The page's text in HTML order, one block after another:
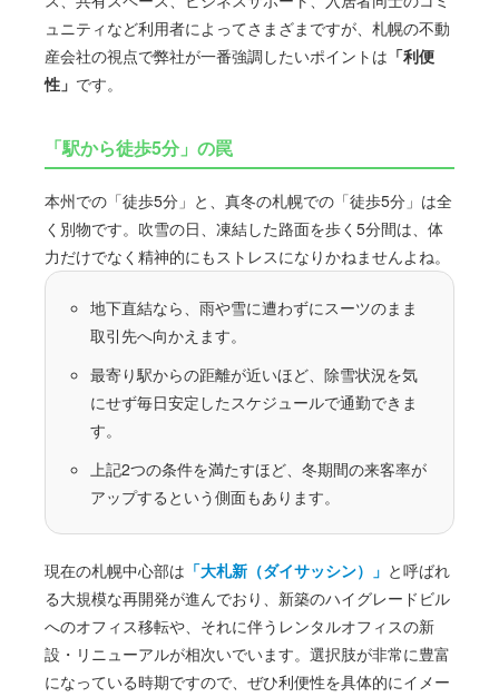
ュニティなど利用者によってさまざまですが、札幌の不動
産会社の視点で弊社が一番強調したいポイントは 「利便
性」 です。
「駅から徒歩5分」の罠
本州での「徒歩5分」と、真冬の札幌での「徒歩5分」は全
く別物です。吹雪の日、凍結した路面を歩く5分間は、体
力だけでなく精神的にもストレスになりかねませんよね。
地下直結なら、雨や雪に遭わずにスーツのまま
取引先へ向かえます。
最寄り駅からの距離が近いほど、除雪状況を気
にせず毎日安定したスケジュールで通勤できま
す。
上記2つの条件を満たすほど、冬期間の来客率が
アップするという側面もあります。
現在の札幌中心部は 「大札新（ダイサッシン）」 と呼ばれ
る大規模な再開発が進んでおり、新築のハイグレードビル
へのオフィス移転や、それに伴うレンタルオフィスの新
設・リニューアルが相次いでいます。選択肢が非常に豊富
になっている時期ですので、ぜひ利便性を具体的にイメー